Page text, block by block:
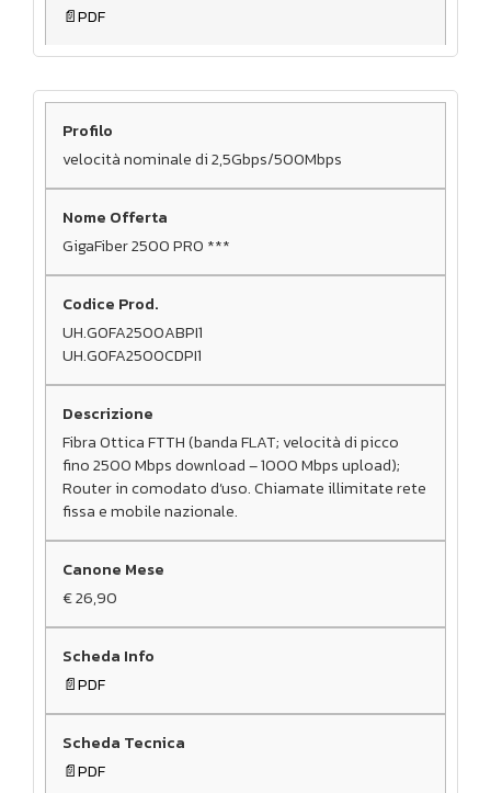
PDF
velocità nominale di 2,5Gbps/500Mbps
GigaFiber 2500 PRO ***
UH.GOFA2500ABPI1
UH.GOFA2500CDPI1
Fibra Ottica FTTH (banda FLAT; velocità di picco
fino 2500 Mbps download – 1000 Mbps upload);
Router in comodato d’uso. Chiamate illimitate rete
fissa e mobile nazionale.
€ 26,90
PDF
PDF